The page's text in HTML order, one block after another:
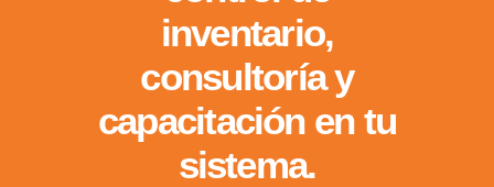
inventario,
consultoría y
capacitación en tu
sistema.